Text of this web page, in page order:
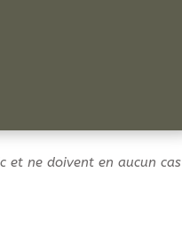
et ne doivent en aucun cas